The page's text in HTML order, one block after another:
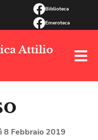
Biblioteca
Emeroteca
Attilio
8 Febbraio 2019